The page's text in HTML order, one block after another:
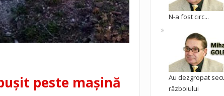
peste mașină
N-a fost circ...
Au dezgropat
războiului